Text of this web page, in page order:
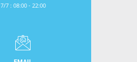
7/7 : 08:00 - 22:00